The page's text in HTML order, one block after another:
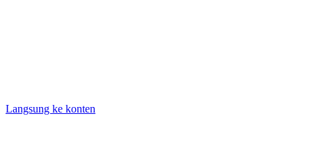
Langsung ke konten